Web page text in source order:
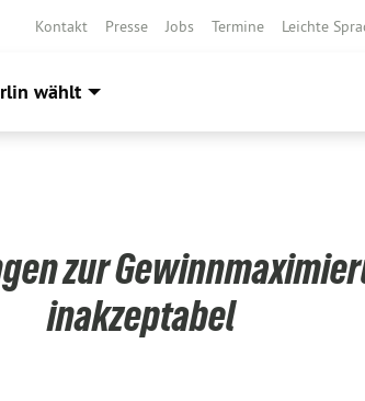
Kontakt Presse Jobs Termine Leichte
wählt
zur
inakzeptabel